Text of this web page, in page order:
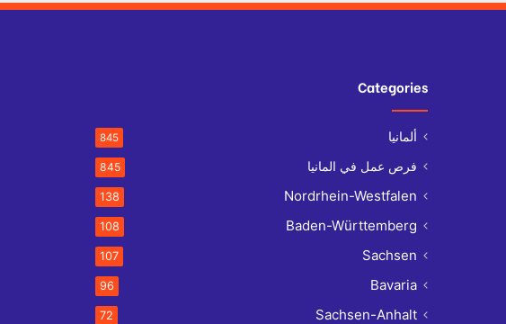
Categories
ألمانيا 845
فرص عمل في المانيا 845
Nordrhein-Westfalen
138
Baden-Württemberg
108
Sachsen
107
Bavaria
96
Sachsen-Anhalt
72